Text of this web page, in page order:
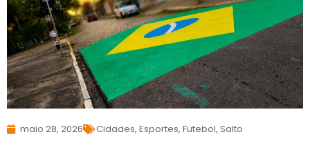
maio 28, 2026 Cidades, Esportes, Futebol, Salto